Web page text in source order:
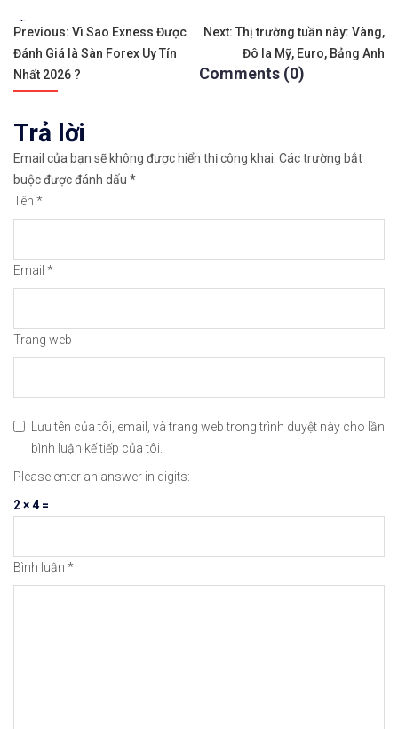
✨🏆Đầ𝐮 𝐭ư 𝐯à 𝐋ướ𝐭 𝐬ó𝐧𝐠 𝐜á𝐜 𝐜ổ 𝐩𝐡𝐢ế𝐮 𝐭𝐫ê𝐧 𝐭𝐡ị 𝐭𝐫ườ𝐧𝐠
✅𝘔ở 𝘵à𝘪 𝘬𝘩𝘰ả𝘯 𝘵𝘳ê𝘯 𝘴à𝘯 𝘌𝘹𝘯𝘦𝘴𝘴 𝘜𝘺 𝘛í𝘯 𝘷à 𝘱𝘩ù
👉Thuộc top 3 sàn nổi tiếng thế giới, được nhiều
👉Xem cách Đặt Lệnh, Đóng Lệnh và CopyTrade
🔗https://chungkhoanforex.com/danh-gia-thi-
😘Cảm ơn bạn đã xem thông tin😘🍀🤗Chúc bạn
#icmarkets #exness #taichinh #dautu #chungkhoan
Tags:
Điều
hướng
viết
Previous: Vì Sao Exness Được
Đánh Giá là Sàn Forex Uy Tín
Nhất 2026 ?
Next: Thị trường tuần này: Vàng,
Đô la Mỹ, Euro, Bảng Anh
Comments (0)
Trả lời
Email của bạn sẽ không được hiển thị công khai. Các trường bắt
buộc được đánh dấu *
Tên *
Email *
Trang web
Lưu tên của tôi, email, và trang web trong trình duyệt này cho lần
bình luận kế tiếp của tôi.
Please enter an answer in digits:
2 × 4 =
Bình luận *